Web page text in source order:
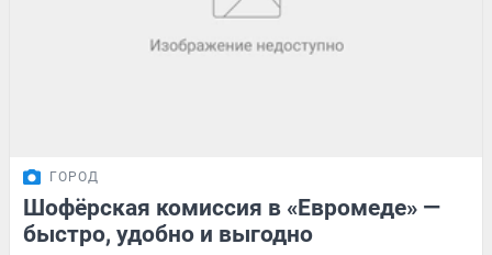
ГОРОД
Шофёрская комиссия в «Евромеде» —
быстро, удобно и выгодно